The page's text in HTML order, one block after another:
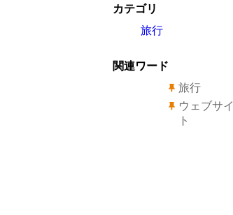
カテゴリ
旅行
関連ワード
旅行
ウェブサイ
ト